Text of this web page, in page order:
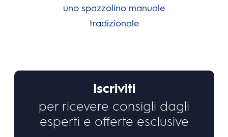
uno spazzolino manuale
tradizionale
Iscriviti
per ricevere consigli dagli
esperti e offerte esclusive